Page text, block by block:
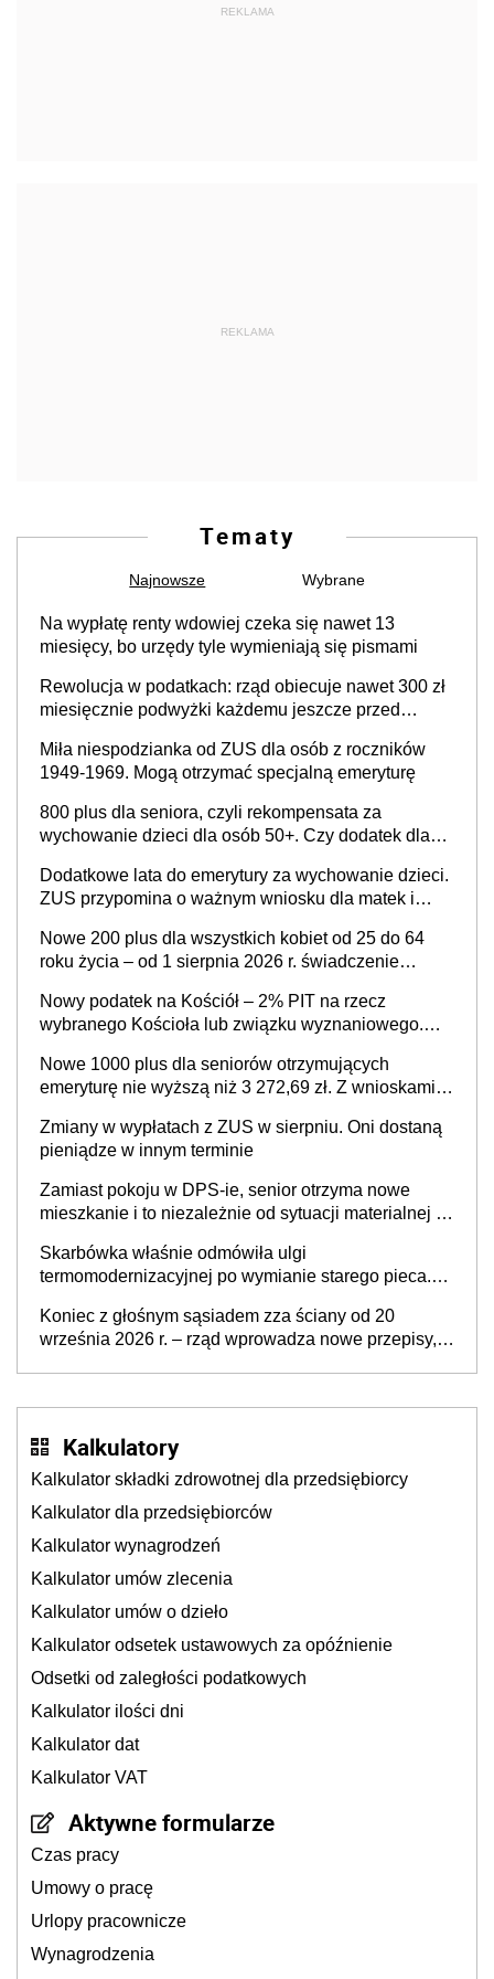
REKLAMA
REKLAMA
Tematy
Najnowsze Wybrane
Na wypłatę renty wdowiej czeka się nawet 13
miesięcy, bo urzędy tyle wymieniają się pismami
Rewolucja w podatkach: rząd obiecuje nawet 300 zł
miesięcznie podwyżki każdemu jeszcze przed
Miła niespodzianka od ZUS dla osób z roczników
1949-1969. Mogą otrzymać specjalną emeryturę
800 plus dla seniora, czyli rekompensata za
wychowanie dzieci dla osób 50+. Czy dodatek dla
Dodatkowe lata do emerytury za wychowanie dzieci.
ZUS przypomina o ważnym wniosku dla matek i
Nowe 200 plus dla wszystkich kobiet od 25 do 64
roku życia – od 1 sierpnia 2026 r. świadczenie
Nowy podatek na Kościół – 2% PIT na rzecz
wybranego Kościoła lub związku wyznaniowego.
finansowania
Nowe 1000 plus dla seniorów otrzymujących
emeryturę nie wyższą niż 3 272,69 zł. Z wnioskami
nie otrzymają
Zmiany w wypłatach z ZUS w sierpniu. Oni dostaną
pieniądze w innym terminie
Zamiast pokoju w DPS-ie, senior otrzyma nowe
mieszkanie i to niezależnie od sytuacji materialnej –
roku życia
Skarbówka właśnie odmówiła ulgi
termomodernizacyjnej po wymianie starego pieca.
Koniec z głośnym sąsiadem zza ściany od 20
września 2026 r. – rząd wprowadza nowe przepisy,
Kalkulatory
Kalkulator składki zdrowotnej dla przedsiębiorcy
Kalkulator dla przedsiębiorców
Kalkulator wynagrodzeń
Kalkulator umów zlecenia
Kalkulator umów o dzieło
Kalkulator odsetek ustawowych za opóźnienie
Odsetki od zaległości podatkowych
Kalkulator ilości dni
Kalkulator dat
Kalkulator VAT
Aktywne formularze
Czas pracy
Umowy o pracę
Urlopy pracownicze
Wynagrodzenia